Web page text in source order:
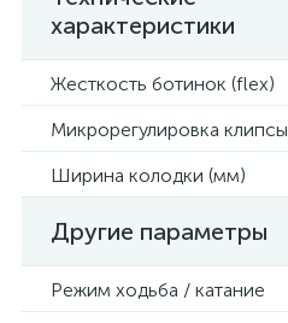
характеристики
Жесткость ботинок (flex)
Микрорегулировка клипсы
Ширина колодки (мм)
Другие параметры
Режим ходьба / катание